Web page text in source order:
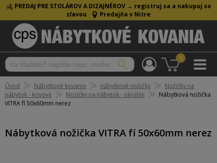
PREDAJ PRE STOLÁROV A DIZAJNÉROV → registruj sa a nakupuj so
zľavou
Predajňa v Nitre
0
Úvod Nábytkové kovanie nábytkové nožičky
Nožičky na
nábytok - kovové
Nožičky na nábytok - okrúhle
Nábytková nožička
VITRA fí 50x60mm nerez
Nábytková nožička VITRA fí 50x60mm nerez